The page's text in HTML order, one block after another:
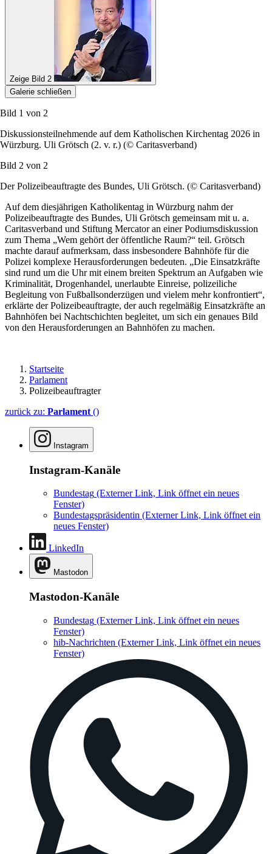
Zeige Bild 2
Galerie schließen
Bild 1 von 2
Diskussionsteilnehmende auf dem Katholischen Kirchentag 2026 in
Würzburg. Uli Grötsch (2. v. r.) (© Caritasverband)
Bild 2 von 2
Der Polizeibeauftragte des Bundes, Uli Grötsch. (© Caritasverband)
Auf dem diesjährigen Katholikentag in Würzburg nahm der
Polizeibeauftragte des Bundes, Uli Grötsch gemeinsam mit u. a.
Caritasverband und Stiftung Mercator an einer Podiumsdiskussion
zum Thema „Wem gehört der öffentliche Raum?“ teil. Grötsch
machte darauf aufmerksam, dass insbesondere Bahnhöfe für die
Polizei komplexe Herausforderungen bedeuten. „Die Einsatzkräfte
sind rund um die Uhr mit einem breiten Spektrum an Aufgaben wie
Kriminalität, Drogenhandel, unerlaubte Einreise, polizeiliche
Begleitung von Fußballsonderzügen und vielem mehr konfrontiert“,
erklärte der Polizeibeauftragte, der auch regelmäßig Einsatzkräfte an
Bahnhöfen bei Nachtschichten begleitet, um sich ein genaues Bild
von den Herausforderungen an Bahnhöfen zu machen.
Startseite
Parlament
Polizeibeauftragter
zurück zu: Parlament ()
Instagram
Instagram-Kanäle
Bundestag (Externer Link, Link öffnet ein neues
Fenster)
Bundestagspräsidentin (Externer Link, Link öffnet ein
neues Fenster)
LinkedIn
Mastodon
Mastodon-Kanäle
Bundestag (Externer Link, Link öffnet ein neues
Fenster)
hib-Nachrichten (Externer Link, Link öffnet ein neues
Fenster)